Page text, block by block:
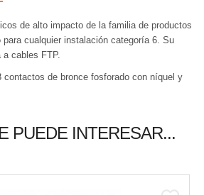
de alto impacto de la familia de productos
cualquier instalación categoría 6. Su
cables FTP.
contactos de bronce fosforado con níquel y
PUEDE INTERESAR...